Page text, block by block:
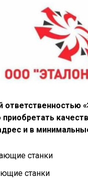
и в
станки
станки